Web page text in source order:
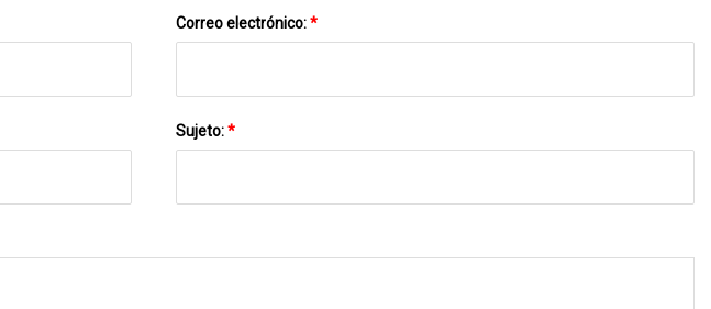
Correo electrónico:*
Sujeto:*